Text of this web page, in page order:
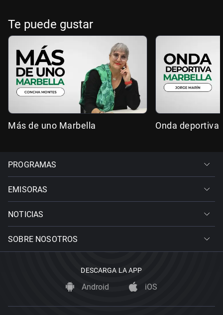
Te puede gustar
Más de uno Marbella Onda deportiva
PROGRAMAS
EMISORAS
NOTICIAS
SOBRE NOSOTROS
DESCARGA LA APP
Android iOS